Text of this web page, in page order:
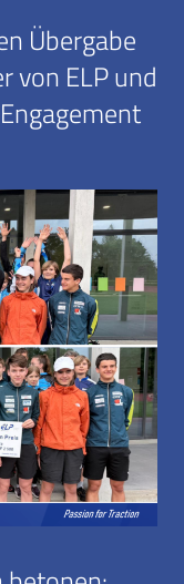
Übergabe
von ELP und